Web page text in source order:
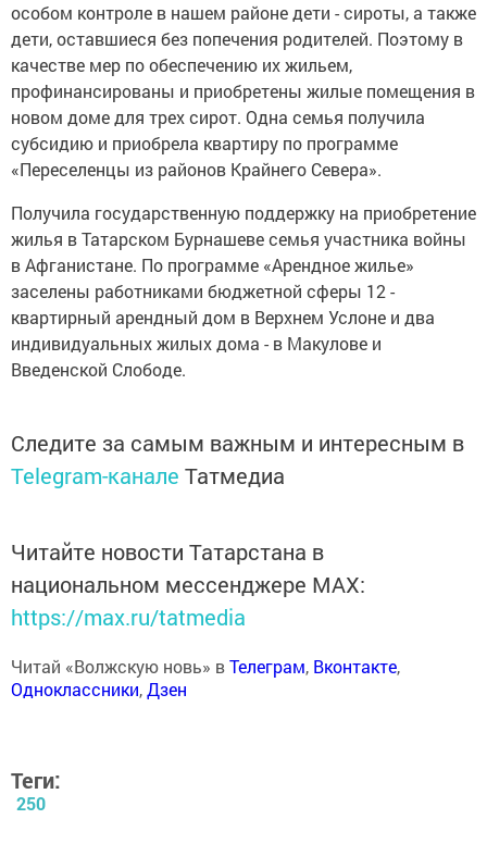
особом контроле в нашем районе дети - сироты, а также
дети, оставшиеся без попечения родителей. Поэтому в
качестве мер по обеспечению их жильем,
профинансированы и приобретены жилые помещения в
новом доме для трех сирот. Одна семья получила
субсидию и приобрела квартиру по программе
«Переселенцы из районов Крайнего Севера».
Получила государственную поддержку на приобретение
жилья в Татарском Бурнашеве семья участника войны
в Афганистане. По программе «Арендное жилье»
заселены работниками бюджетной сферы 12 -
квартирный арендный дом в Верхнем Услоне и два
индивидуальных жилых дома - в Макулове и
Введенской Слободе.
Следите за самым важным и интересным в
Telegram-канале Татмедиа
Читайте новости Татарстана в
национальном мессенджере MАХ:
https://max.ru/tatmedia
Читай «Волжскую новь» вТелеграм, Вконтакте,
Одноклассники,Дзен
Теги:
250